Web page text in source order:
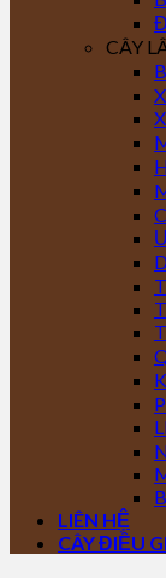
CÂY
LIÊN HỆ
CÂY ĐIỀU